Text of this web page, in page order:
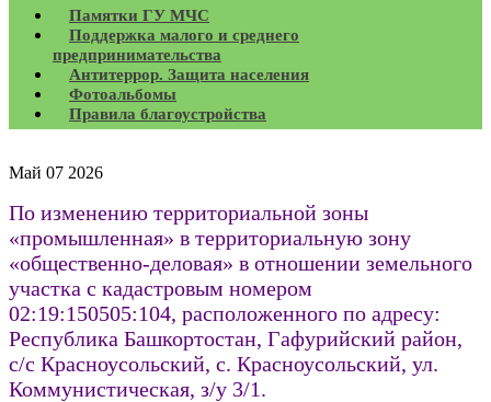
Памятки ГУ МЧС
Поддержка малого и среднего
предпринимательства
Антитеррор. Защита населения
Фотоальбомы
Правила благоустройства
Май 07 2026
По изменению территориальной зоны
«промышленная» в территориальную зону
«общественно-деловая» в отношении земельного
участка с кадастровым номером
02:19:150505:104, расположенного по адресу:
Республика Башкортостан, Гафурийский район,
с/с Красноусольский, с. Красноусольский, ул.
Коммунистическая, з/у 3/1.